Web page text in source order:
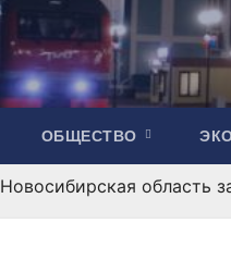
ОБЩЕСТВО
Новосибирская область